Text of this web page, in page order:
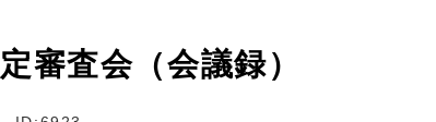
審査会（会議録）